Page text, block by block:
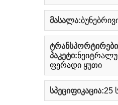
მასალა:
პაკეტი:
ფერადი ყუთი
სპეციფიკაცია:25